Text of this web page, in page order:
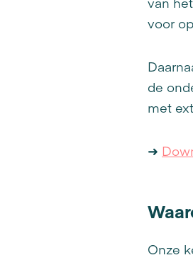
voor
de
met
➜
Onze